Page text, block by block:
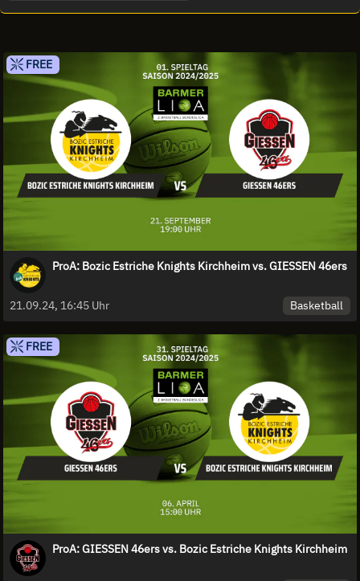
FREE
ProA: Bozic Estriche Knights Kirchheim vs. GIESSEN 46ers
21.09.24, 16:45 Uhr Basketball
FREE
ProA: GIESSEN 46ers vs. Bozic Estriche Knights Kirchheim